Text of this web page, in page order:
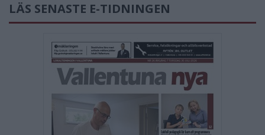
LÄS SENASTE E-TIDNINGEN